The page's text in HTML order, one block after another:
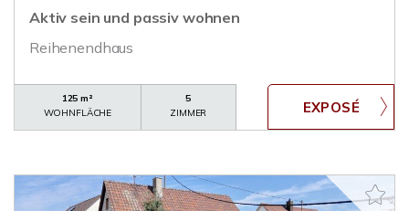
Aktiv sein und passiv wohnen
Reihenendhaus
125 m²
WOHNFLÄCHE
5
ZIMMER